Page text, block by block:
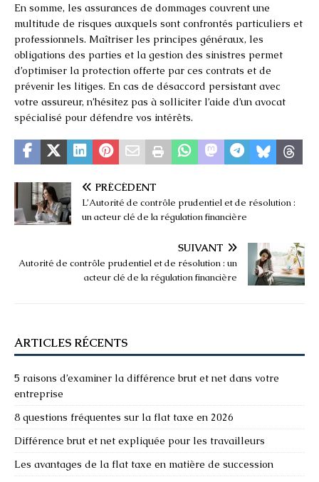
En somme, les assurances de dommages couvrent une
multitude de risques auxquels sont confrontés particuliers et
professionnels. Maîtriser les principes généraux, les
obligations des parties et la gestion des sinistres permet
d’optimiser la protection offerte par ces contrats et de
prévenir les litiges. En cas de désaccord persistant avec
votre assureur, n’hésitez pas à solliciter l’aide d’un avocat
spécialisé pour défendre vos intérêts.
PRÉCÉDENT
L’Autorité de contrôle prudentiel et de résolution :
un acteur clé de la régulation financière
SUIVANT
Autorité de contrôle prudentiel et de résolution : un
acteur clé de la régulation financière
ARTICLES RÉCENTS
5 raisons d’examiner la différence brut et net dans votre
entreprise
8 questions fréquentes sur la flat taxe en 2026
Différence brut et net expliquée pour les travailleurs
Les avantages de la flat taxe en matière de succession